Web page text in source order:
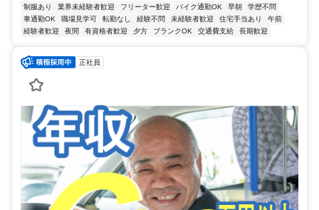
制服あり 業界未経験者歓迎 フリーター歓迎 バイク通勤OK 早朝
学歴不問
車通勤OK
職場見学可 転勤なし 経験不問 未経験者歓迎 住宅手当あり
午前
経験者歓迎
夜間 有資格者歓迎 夕方 ブランクOK 交通費支給 長期歓迎
正社員